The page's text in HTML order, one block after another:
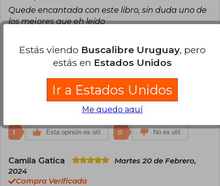
Quede encantada con este libro, sin duda uno de
los mejores que eh leído
Javiera Ulloa
Viernes 24 de Febrero,
Compra Verificada
Este libro es realmente precioso!! La historia y los
personajes atrapan desde el primer momento
1 Esta opinión es útil 0 No es útil
Camila Gatica
Martes 20 de Febrero,
2024
Compra Verificada
Estás viendo Buscalibre Uruguay, pero
estás en Estados Unidos
Ir a Estados Unidos
Me quedo aquí